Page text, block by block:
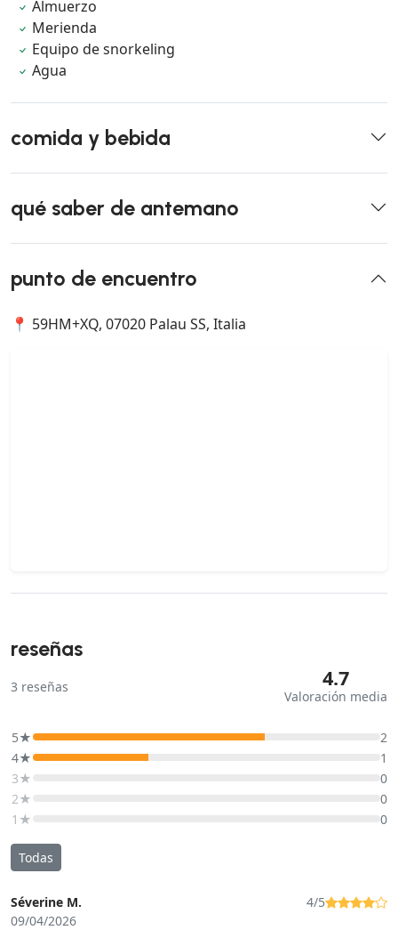
Almuerzo
Merienda
Equipo de snorkeling
Agua
comida y bebida
qué saber de antemano
punto de encuentro
📍 59HM+XQ, 07020 Palau SS, Italia
reseñas
3 reseñas 4.7
Valoración media
5★
2
4★
1
3★
0
2★
0
1★
0
Todas
Séverine M.
09/04/2026
4/5